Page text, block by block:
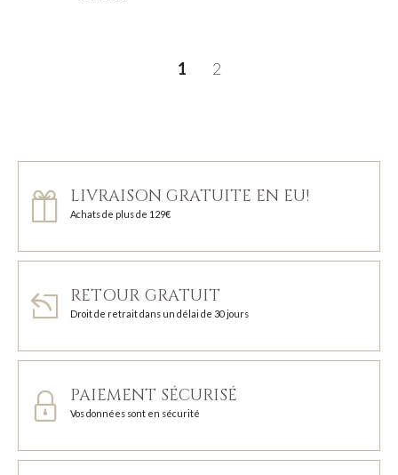
1 2
LIVRAISON GRATUITE EN EU!
Achats de plus de 129€
RETOUR GRATUIT
Droit de retrait dans un délai de 30 jours
PAIEMENT SÉCURISÉ
Vos données sont en sécurité